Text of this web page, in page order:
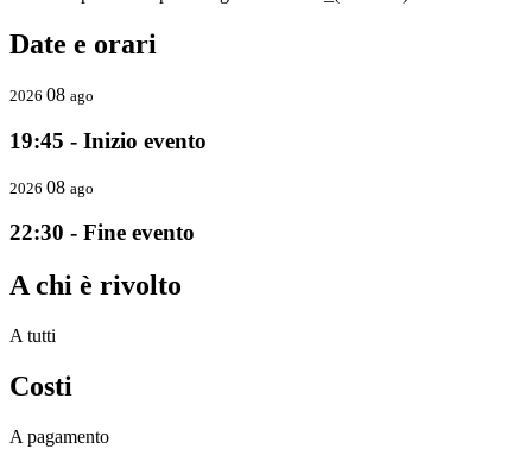
Date e orari
2026 08 ago
19:45 - Inizio evento
2026 08 ago
22:30 - Fine evento
A chi è rivolto
A tutti
Costi
A pagamento